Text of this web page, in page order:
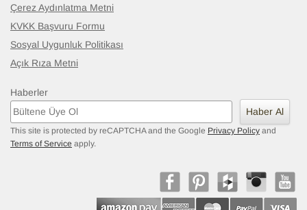
Çerez Aydınlatma Metni
KVKK Başvuru Formu
Sosyal Uygunluk Politikası
Açık Rıza Metni
Haberler
Haber Al
This site is protected by reCAPTCHA and the Google Privacy Policy and
Terms of Service apply.